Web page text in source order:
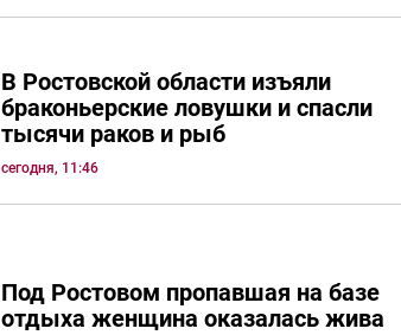
В Ростовской области изъяли
браконьерские ловушки и спасли
тысячи раков и рыб
сегодня, 11:46
Под Ростовом пропавшая на базе
отдыха женщина оказалась жива